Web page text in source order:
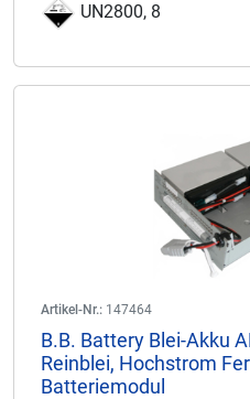
UN2800, 8
Artikel-Nr.: 147464
B.B. Battery Blei-Akku
Reinblei, Hochstrom
Batteriemodul